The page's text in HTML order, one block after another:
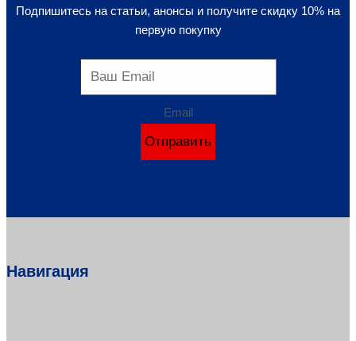
Подпишитесь на статьи, анонсы и получите скидку 10% на
первую покупку
Email
Отправить
Навигация